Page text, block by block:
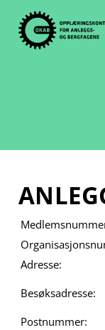
content
Adresse:
Besøksadresse:
Postnummer: